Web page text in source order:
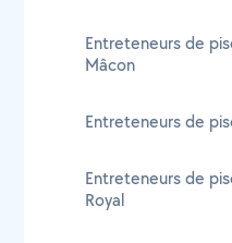
Entreteneurs de
Mâcon
Entreteneurs de
Entreteneurs de
Royal